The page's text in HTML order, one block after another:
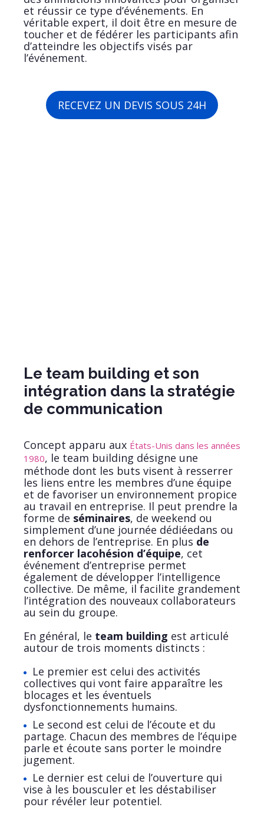
et réussir ce type d’événements. En
véritable expert, il doit être en mesure de
toucher et de fédérer les participants afin
d’atteindre les objectifs visés par
l’événement.
RECEVEZ UN DEVIS SOUS 24H
Le team building et son
intégration dans la stratégie
de communication
Concept apparu aux États­-Unis dans les années
1980, le team building désigne une
méthode dont les buts visent à resserrer
les liens entre les membres d’une équipe
et de favoriser un environnement propice
au travail en entreprise. Il peut prendre la
forme de séminaires, de week­end ou
simplement d’une journée dédiéedans ou
en dehors de l’entreprise. En plus de
renforcer lacohésion d’équipe, cet
événement d’entreprise permet
également de développer l’intelligence
collective. De même, il facilite grandement
l’intégration des nouveaux collaborateurs
au sein du groupe.
En général, le team building est articulé
autour de trois moments distincts :
Le premier est celui des activités
collectives qui vont faire apparaître les
blocages et les éventuels
dysfonctionnements humains.
Le second est celui de l’écoute et du
partage. Chacun des membres de l’équipe
parle et écoute sans porter le moindre
jugement.
Le dernier est celui de l’ouverture qui
vise à les bousculer et les déstabiliser
pour révéler leur potentiel.